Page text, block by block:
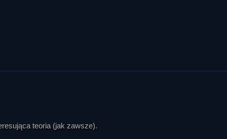
teoria (jak zawsze).